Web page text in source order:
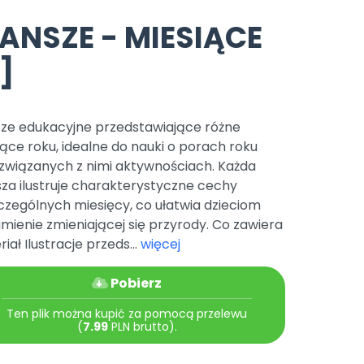
Archiwalne numery
Pomoc
Polecamy
Promocje
czerwca 2024 r. uzyskała
r. Nr decyzji:
Online.
Bliżej Pieska
Pomoc zwierzętom
Książka (dla) Przedszkolaka
TikTok
Filmy edukacyjne
- MIESIĄCE
edukacyjne przedstawiające różne
roku, idealne do nauki o porach roku
z nimi aktywnościach. Każda
ilustruje charakterystyczne cechy
miesięcy, co ułatwia dzieciom
zmieniającej się przyrody. Co zawiera
Ilustracje przeds... więcej
Pobierz
Ten plik można kupić za pomocą przelewu
(7.99PLN brutto).